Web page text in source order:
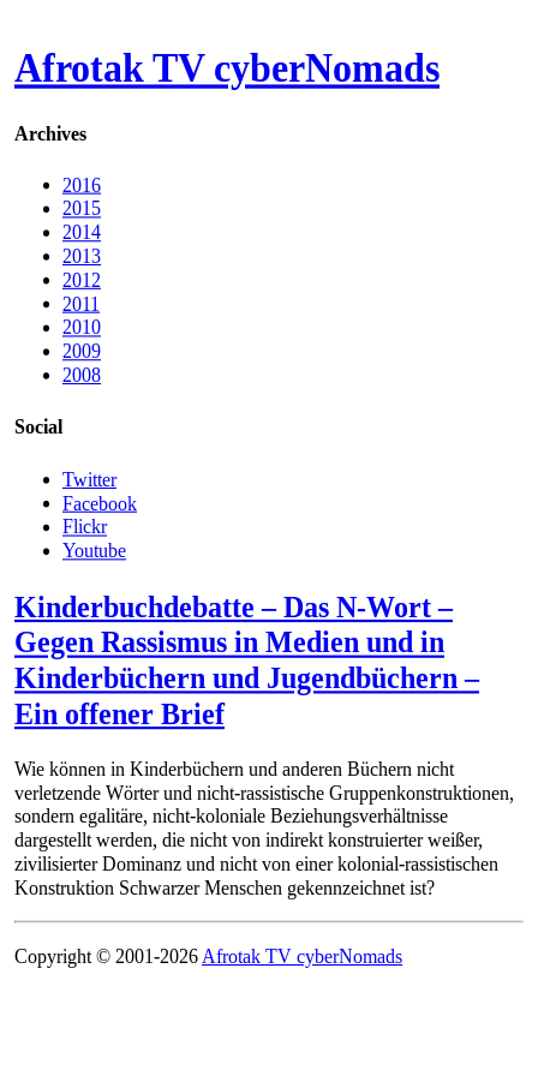
Afrotak TV cyberNomads
Archives
2016
2015
2014
2013
2012
2011
2010
2009
2008
Social
Twitter
Facebook
Flickr
Youtube
Kinderbuchdebatte – Das N-Wort –
Gegen Rassismus in Medien und in
Kinderbüchern und Jugendbüchern –
Ein offener Brief
Wie können in Kinderbüchern und anderen Büchern nicht
verletzende Wörter und nicht-rassistische Gruppenkonstruktionen,
sondern egalitäre, nicht-koloniale Beziehungsverhältnisse
dargestellt werden, die nicht von indirekt konstruierter weißer,
zivilisierter Dominanz und nicht von einer kolonial-rassistischen
Konstruktion Schwarzer Menschen gekennzeichnet ist?
Copyright © 2001-2026 Afrotak TV cyberNomads